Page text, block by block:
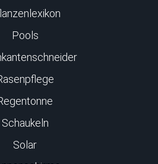
Pools
Schaukeln
Solar